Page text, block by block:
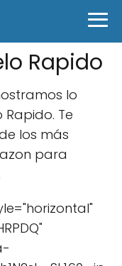
Rapido
lo
Te
los más
para